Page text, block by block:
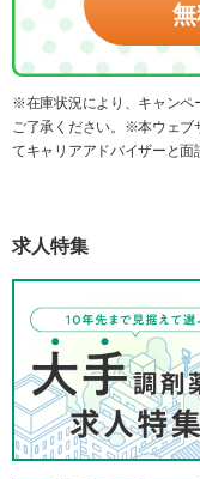
※在庫状況により、キャンペ
ご了承ください。※本ウェブ
てキャリアアドバイザーと面
求人特集